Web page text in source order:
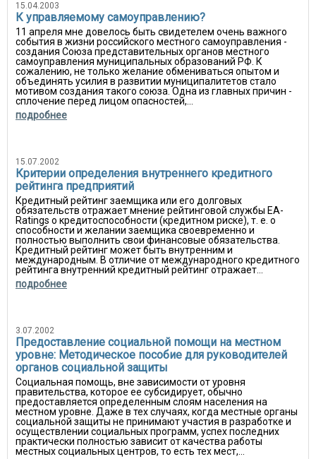
15.04.2003
К управляемому самоуправлению?
11 апреля мне довелось быть свидетелем очень важного
события в жизни российского местного самоуправления -
создания Союза представительных органов местного
самоуправления муниципальных образований РФ. К
сожалению, не только желание обмениваться опытом и
объединять усилия в развитии муниципалитетов стало
мотивом создания такого союза. Одна из главных причин -
сплочение перед лицом опасностей,...
подробнее
15.07.2002
Критерии определения внутреннего кредитного
рейтинга предприятий
Кредитный рейтинг заемщика или его долговых
обязательств отражает мнение рейтинговой службы EA-
Ratings о кредитоспособности (кредитном риске), т. е. о
способности и желании заемщика своевременно и
полностью выполнить свои финансовые обязательства.
Кредитный рейтинг может быть внутренним и
международным. В отличие от международного кредитного
рейтинга внутренний кредитный рейтинг отражает...
подробнее
3.07.2002
Предоставление социальной помощи на местном
уровне: Методическое пособие для руководителей
органов социальной защиты
Социальная помощь, вне зависимости от уровня
правительства, которое ее субсидирует, обычно
предоставляется определенным слоям населения на
местном уровне. Даже в тех случаях, когда местные органы
социальной защиты не принимают участия в разработке и
осуществлении социальных программ, успех последних
практически полностью зависит от качества работы
местных социальных центров, то есть тех мест,...